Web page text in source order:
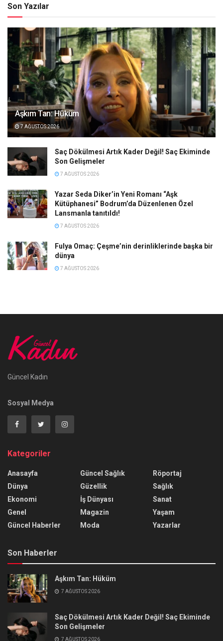
Son Yazılar
Aşkım Tan: Hüküm
7 AĞUSTOS 2026
Saç Dökülmesi Artık Kader Değil! Saç Ekiminde
Son Gelişmeler
7 AĞUSTOS 2026
Yazar Seda Diker’in Yeni Romanı “Aşk
Kütüphanesi” Bodrum’da Düzenlenen Özel
Lansmanla tanıtıldı!
7 AĞUSTOS 2026
Fulya Omaç: Çeşme’nin derinliklerinde başka bir
dünya
7 AĞUSTOS 2026
Güncel Kadın
Sosyal Medya
Kategoriler
Anasayfa
Dünya
Ekonomi
Genel
Güncel Haberler
Güncel Sağlık
Güzellik
İş Dünyası
Magazin
Moda
Röportaj
Sağlık
Sanat
Yaşam
Yazarlar
Son Haberler
Aşkım Tan: Hüküm
7 AĞUSTOS 2026
Saç Dökülmesi Artık Kader Değil! Saç Ekiminde
Son Gelişmeler
7 AĞUSTOS 2026